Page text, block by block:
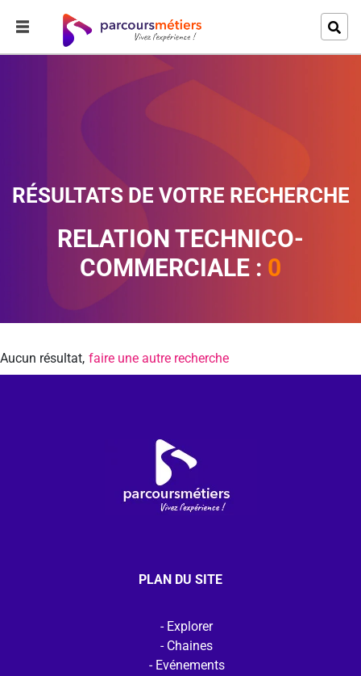
RÉSULTATS DE VOTRE RECHERCHE
RELATION TECHNICO-
COMMERCIALE : 0
Aucun résultat, faire une autre recherche
PLAN DU SITE
Explorer
Chaines
Evénements